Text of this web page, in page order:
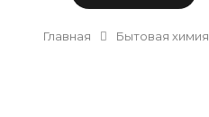
Главная Бытовая химия